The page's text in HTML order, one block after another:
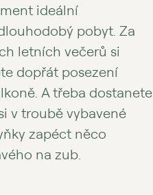
ideální
pobyt. Za
letních večerů si
dopřát posezení
A třeba dostanete
v troubě vybavené
zapéct něco
na zub.